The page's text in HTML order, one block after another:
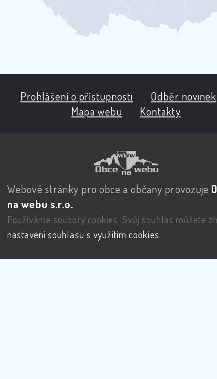
Prohlášení o přístupnosti Odběr novinek
Mapa webu
Kontakty
Webové stránky pro obce a občany provozuje
na webu s.r.o.
Používáme soubory cookies. Svůj souhlas můžete
nastavení souhlasu s využitím cookies.